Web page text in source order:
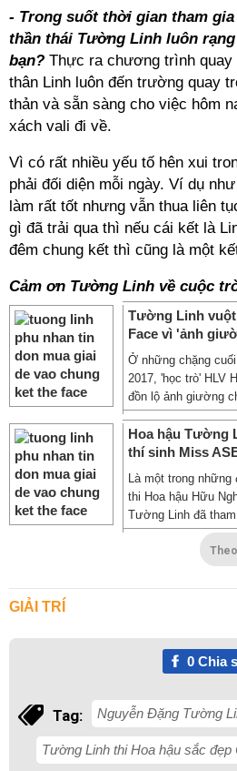
- Trong suốt thời gian tham
thần thái Tường Linh luôn
bạn? Thực ra chương trình quay
thân Linh luôn đến trường quay
thản và sẵn sàng cho việc hôm
xách vali đi về.
Vì có rất nhiều yếu tố hên xui
phải đối diện mỗi ngày. Ví dụ
làm rất tốt nhưng vẫn thua liên
gì đã trải qua thì nếu cái kết là
đêm chung kết thì cũng là một
Cảm ơn Tường Linh về cuộc
Tường Linh vuột
Face vì 'ảnh
Ở những chặng
2017, 'học trò' HLV
đồn lộ ảnh giường
Hoa hậu Tường
thí sinh Miss
Là một trong những
thi Hoa hậu Hữu
Tường Linh đã
Theo
GIẢI TRÍ
0Chia
Tag: Nguyễn Đặng Tường
Tường Linh thi Hoa hậu sắc đẹp